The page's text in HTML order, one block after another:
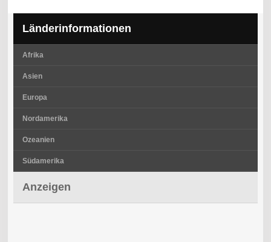
Länderinformationen
Afrika
Asien
Europa
Nordamerika
Ozeanien
Südamerika
Anzeigen